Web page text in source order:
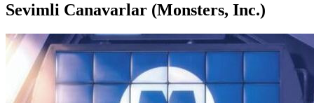
Sevimli Canavarlar (Monsters, Inc.)